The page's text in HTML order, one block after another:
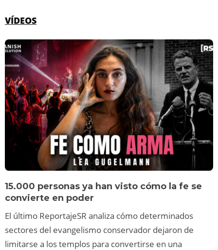
VÍDEOS
15.000 personas ya han visto cómo la fe se
convierte en poder
El último ReportajeSR analiza cómo determinados
sectores del evangelismo conservador dejaron de
limitarse a los templos para convertirse en una